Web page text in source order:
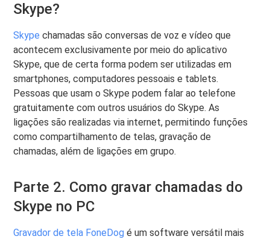
Skype?
Skype chamadas são conversas de voz e vídeo que
acontecem exclusivamente por meio do aplicativo
Skype, que de certa forma podem ser utilizadas em
smartphones, computadores pessoais e tablets.
Pessoas que usam o Skype podem falar ao telefone
gratuitamente com outros usuários do Skype. As
ligações são realizadas via internet, permitindo funções
como compartilhamento de telas, gravação de
chamadas, além de ligações em grupo.
Parte 2. Como gravar chamadas do
Skype no PC
Gravador de tela FoneDog é um software versátil mais